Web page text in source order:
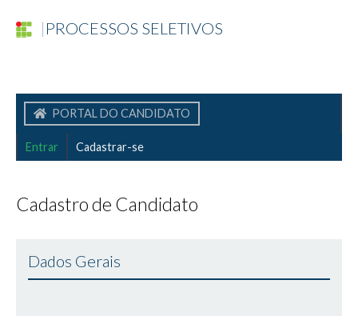
| PROCESSOS SELETIVOS
PORTAL DO CANDIDATO
Entrar Cadastrar-se
Cadastro de Candidato
Dados Gerais